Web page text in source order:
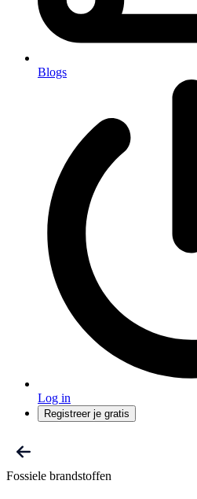
Blogs
Log in
Registreer je gratis
Fossiele brandstoffen